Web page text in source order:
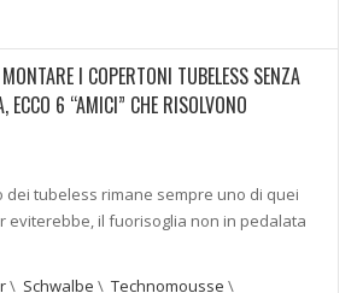
I COPERTONI TUBELESS SENZA
ECCO 6 “AMICI” CHE RISOLVONO
dei tubeless rimane sempre uno di quei
eviterebbe, il fuorisoglia non in pedalata
\ Schwalbe \ Technomousse \